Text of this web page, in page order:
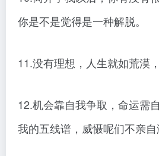
你是不是觉得是一种解脱。
11.没有理想，人生就如荒漠
12.机会靠自我争取，命运需
我的五线谱，威慑呢们不亲自